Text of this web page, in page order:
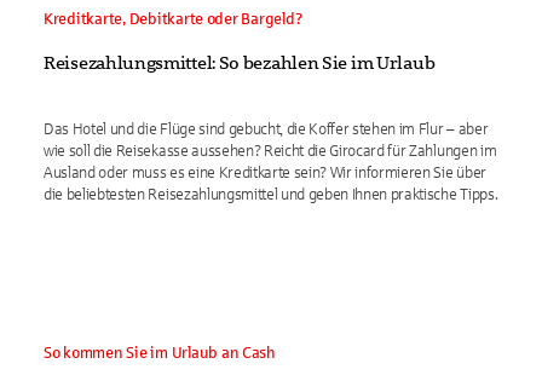
Kreditkarte, Debitkarte oder Bargeld?
Reisezahlungsmittel: So bezahlen Sie im Urlaub
Das Hotel und die Flüge sind gebucht, die Koffer stehen im Flur – aber
wie soll die Reisekasse aussehen? Reicht die Girocard für Zahlungen im
Ausland oder muss es eine Kreditkarte sein? Wir informieren Sie über
die beliebtesten Reisezahlungsmittel und geben Ihnen praktische Tipps.
So kommen Sie im Urlaub an Cash